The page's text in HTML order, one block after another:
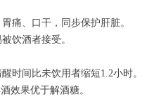
痛、口干，同步保护肝脏。
饮酒者接受。
时间比未饮用者缩短1.2小时。
效果优于解酒糖。